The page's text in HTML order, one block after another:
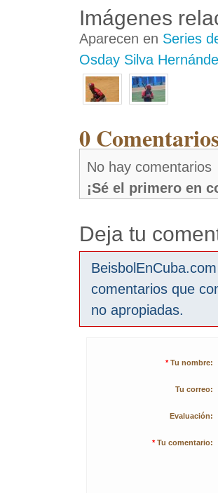
Imágenes
Aparecen en Series
Osday Silva
0
No hay comentarios
¡Sé el primero en
Deja tu
comentarios que
no apropiadas.
* Tu nombre:
Tu correo:
Evaluación:
* Tu comentario: